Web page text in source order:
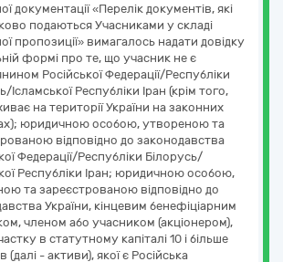
документації «Перелік документів, які
подаються Учасниками у складі
пропозиції» вимагалось надати довідку
формі про те, що учасник не є
Російської Федерації/Республіки
Ісламської Республіки Іран (крім того,
на території України на законних
юридичною особою, утвореною та
відповідно до законодавства
Федерації/Республіки Білорусь/
Республіки Іран; юридичною особою,
та зареєстрованою відповідно до
України, кінцевим бенефіціарним
членом або учасником (акціонером),
в статутному капіталі 10 і більше
(далі - активи), якої є Російська